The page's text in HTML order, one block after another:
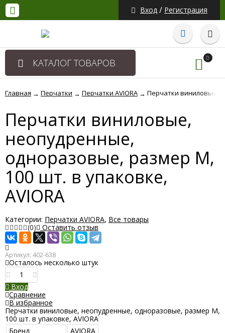
Вход / Регистрация
КАТАЛОГ ТОВАРОВ 0
Главная → Перчатки → Перчатки AVIORA → Перчатки виниловые,
Перчатки виниловые,
неопудренные,
одноразовые, размер M,
100 шт. в упаковке,
AVIORA
Категории: Перчатки AVIORA, Все товары
(0)
Оставить отзыв
Артикул: 402-638
Осталось несколько штук
Вход
Сравнение
В избранное
Перчатки виниловые, неопудренные, одноразовые, размер M,
100 шт. в упаковке, AVIORA
Бренд
AVIORA